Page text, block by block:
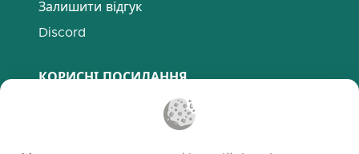
Залишити відгук
Discord
КОРИСНІ ПОСИЛАННЯ
Поширені запитання